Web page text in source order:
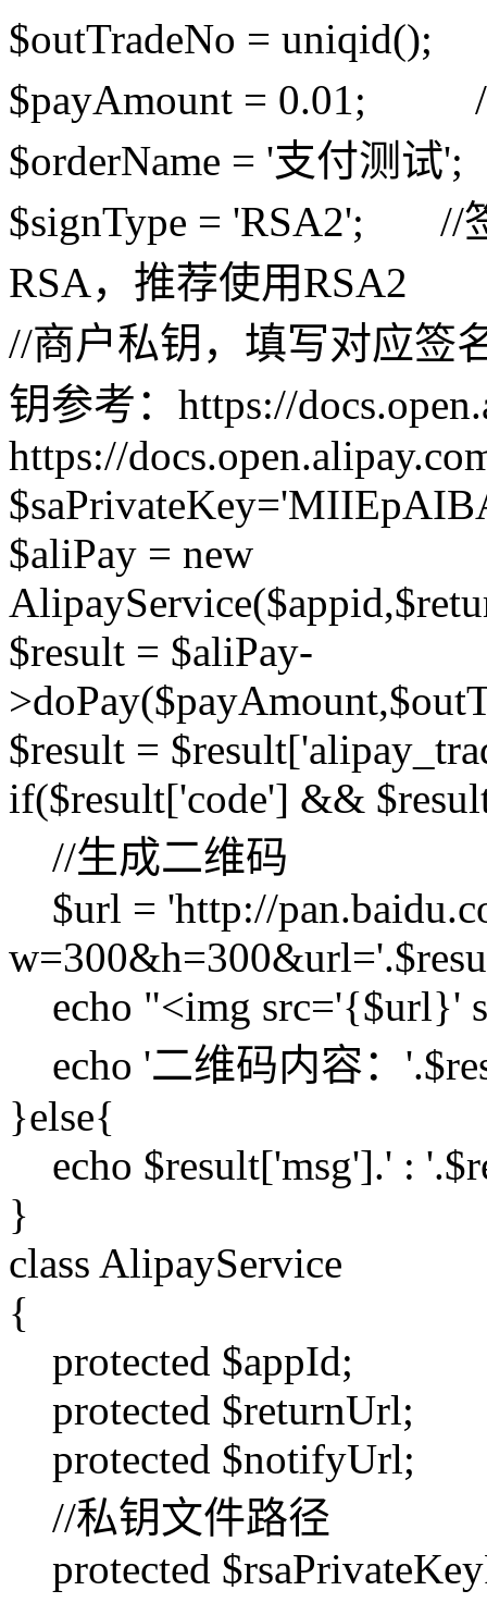
$outTradeNo = uniqid();
$payAmount = 0.01; //
$orderName = '支付测
$signType = 'RSA2'; //
RSA，推荐使用RSA2
//商户私钥，填写对应签
钥参考：https://
https://
$aliPay = new
$result = $aliPay-
$result =
if($result['code'] &&
//生成二维码
$url = 'http://
echo "<img src='{$url}'
echo '二维码内容：
}else{
echo $result['msg'].' :
}
class AlipayService
{
protected $appId;
protected $returnUrl;
protected $notifyUrl;
//私钥文件路径
protected